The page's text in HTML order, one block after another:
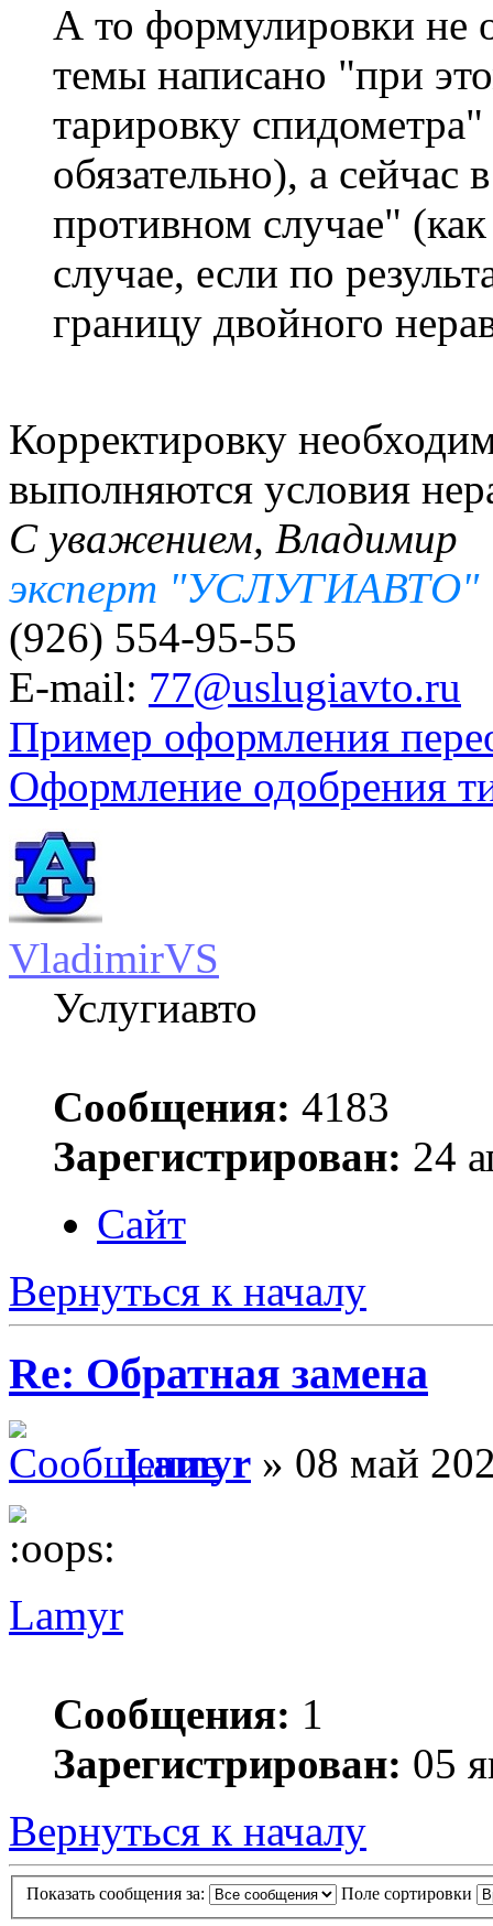
А то формулировки не
темы написано "при
тарировку спидометра"
обязательно), а сейчас
противном случае"
случае, если по
границу двойного
Корректировку
выполняются условия
С уважением, Владимир
эксперт "УСЛУГИАВТО"
(926) 554-95-55
E-mail: 77@uslugiavto.ru
Пример оформления
Оформление одобрения
VladimirVS
Услугиавто
Сообщения: 4183
Зарегистрирован: 24
Сайт
Вернуться к началу
Re: Обратная замена
Lamyr » 08 май
Lamyr
Сообщения: 1
Зарегистрирован: 05
Вернуться к началу
Показать сообщения за: Поле сортировки